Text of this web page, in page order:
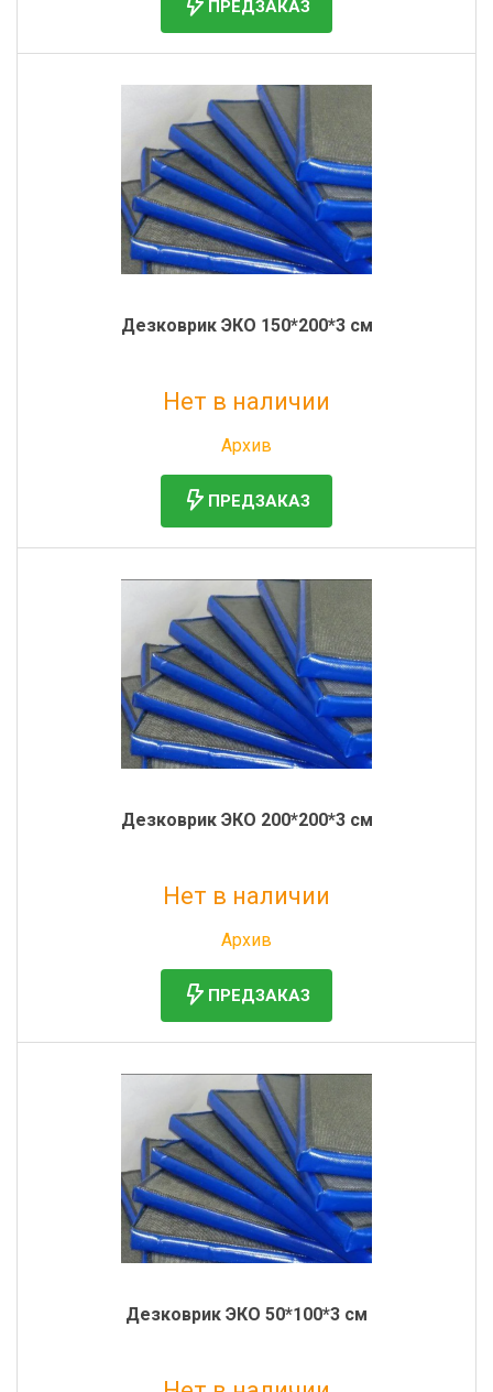
ПРЕДЗАКАЗ
Дезковрик ЭКО 150*200*3 см
Нет в наличии
Архив
ПРЕДЗАКАЗ
Дезковрик ЭКО 200*200*3 см
Нет в наличии
Архив
ПРЕДЗАКАЗ
Дезковрик ЭКО 50*100*3 см